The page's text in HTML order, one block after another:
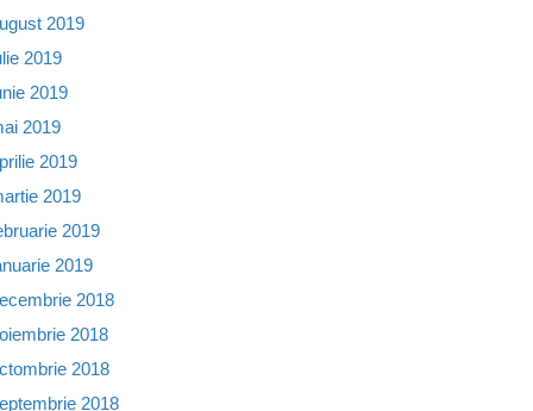
2019
2019
2019
2019
2019
2019
2019
2019
2018
2018
2018
2018